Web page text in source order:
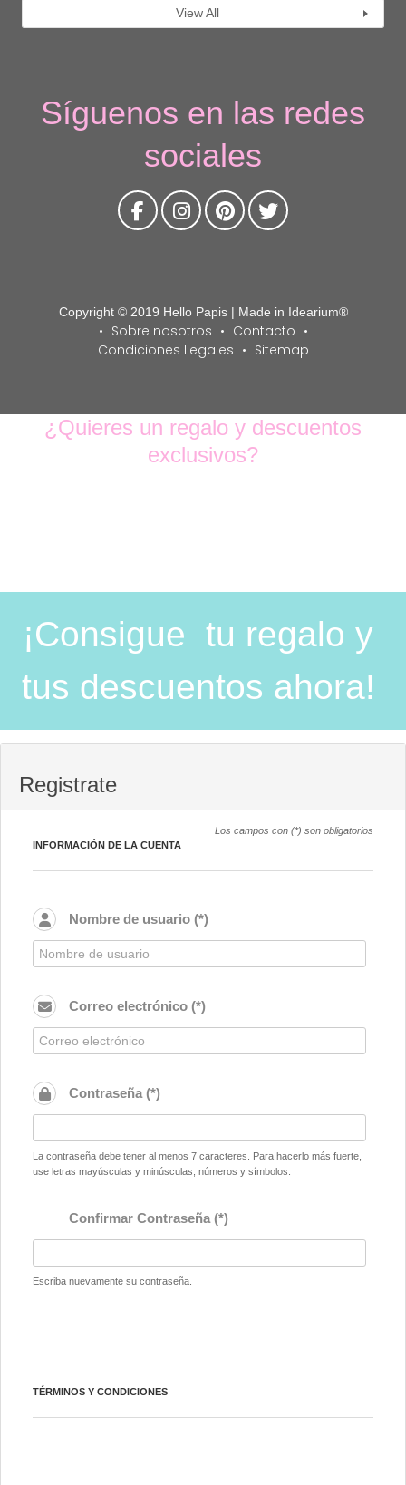
View All
Síguenos en las redes
sociales
Copyright © 2019 Hello Papis | Made in Idearium®
Sobre nosotros
Contacto
Condiciones Legales
Sitemap
¿Quieres un regalo y descuentos
exclusivos?
¡Consigue tu regalo y
tus descuentos ahora!
Registrate
Los campos con (*) son obligatorios
INFORMACIÓN DE LA CUENTA
Nombre de usuario (*)
Correo electrónico (*)
Contraseña (*)
La contraseña debe tener al menos 7 caracteres. Para hacerlo más fuerte,
use letras mayúsculas y minúsculas, números y símbolos.
Confirmar Contraseña (*)
Escriba nuevamente su contraseña.
TÉRMINOS Y CONDICIONES